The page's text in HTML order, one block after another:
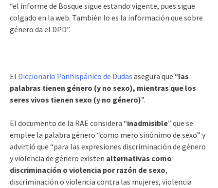
“el informe de Bosque sigue estando vigente, pues sigue
colgado en la web. También lo es la información que sobre
género da el DPD”.
El Diccionario Panhispánico de Dudas asegura que “las
palabras tienen género (y no sexo), mientras que los
seres vivos tienen sexo (y no género)”.
El documento de la RAE considera “inadmisible” que se
emplee la palabra género “como mero sinónimo de sexo” y
advirtió que “para las expresiones discriminación de género
y violencia de género existen alternativas como
discriminación o violencia por razón de sexo,
discriminación o violencia contra las mujeres, violencia